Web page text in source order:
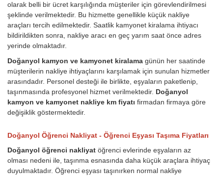
olarak belli bir ücret karşılığında müşteriler için görevlendirilmesi
şeklinde verilmektedir. Bu hizmette genellikle küçük nakliye
araçları tercih edilmektedir. Saatlik kamyonet kiralama ihtiyacı
bildirildikten sonra, nakliye aracı en geç yarım saat önce adres
yerinde olmaktadır.
Doğanyol kamyon ve kamyonet kiralama günün her saatinde
müşterilerin nakliye ihtiyaçlarını karşılamak için sunulan hizmetler
arasındadır. Personel desteği ile birlikte, eşyaların paketlenip,
taşınmasında profesyonel hizmet verilmektedir. Doğanyol
kamyon ve kamyonet nakliye km fiyatı firmadan firmaya göre
değişiklik göstermektedir.
Doğanyol Öğrenci Nakliyat - Öğrenci Eşyası Taşıma Fiyatları
Doğanyol öğrenci nakliyat öğrenci evlerinde eşyaların az
olması nedeni ile, taşınma esnasında daha küçük araçlara ihtiyaç
duyulmaktadır. Öğrenci eşyası taşınırken normal nakliye